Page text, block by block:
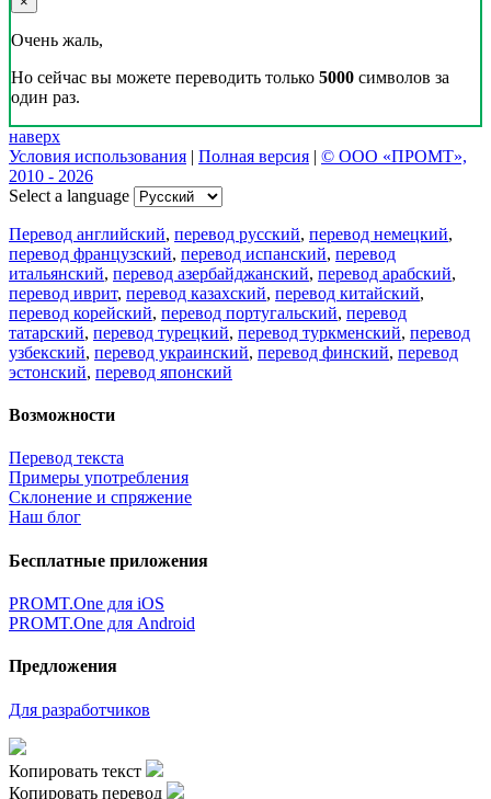
Цифровая эволюция перевода: как вузам бесплатно получить
CAT-систему PROMT Translation Factory
18 февраля 2026 года прошел очередной вебинар,
посвященный Академической программе компании PROMT
для представителей высших учебных заведений. Вебинар
провела Наталья Железняк, руководитель лингвистич
01.03.2026
Поделиться переводом
×
идет загрузка...
×
Но сейчас вы можете переводить только
один раз.
наверх